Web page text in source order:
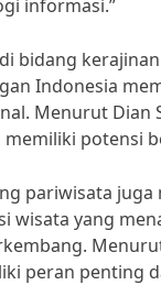
informasi.”
bidang
Indonesia
Menurut Dian
potensi
pariwisata
wisata yang
peran penting